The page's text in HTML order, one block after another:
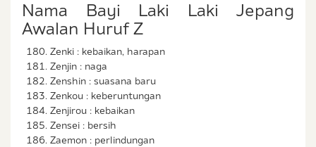
Nama Bayi Laki Laki Jepang
Awalan Huruf Z
Zenki : kebaikan, harapan
Zenjin : naga
Zenshin : suasana baru
Zenkou : keberuntungan
Zenjirou : kebaikan
Zensei : bersih
Zaemon : perlindungan